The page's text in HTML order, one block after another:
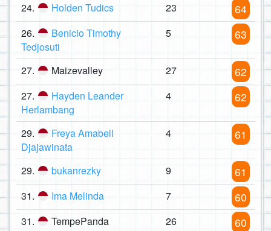
24. Holden Tudics 23 64
26.
Benicio Timothy
Tedjosuti
5 63
27. Maizevalley 27 62
27.
Hayden Leander
Herlambang
4 62
29.
Freya Amabell
Djajawinata
4 61
29. bukanrezky 9 61
31. Ima Melinda 7 60
31. TempePanda 26 60